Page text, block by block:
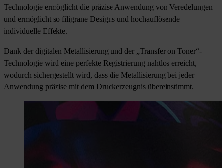
Technologie ermöglicht die präzise Anwendung von Veredelungen
und ermöglicht so filigrane Designs und hochauflösende
individuelle Effekte.
Dank der digitalen Metallisierung und der „Transfer on Toner“-
Technologie wird eine perfekte Registrierung nahtlos erreicht,
wodurch sichergestellt wird, dass die Metallisierung bei jeder
Anwendung präzise mit dem Druckerzeugnis übereinstimmt.